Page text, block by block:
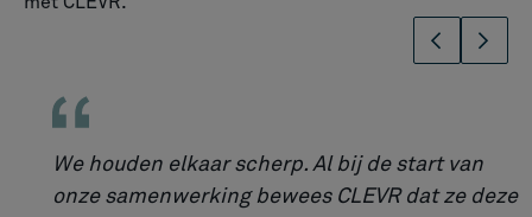
We houden elkaar scherp. Al bij de start van
onze samenwerking bewees CLEVR dat ze deze